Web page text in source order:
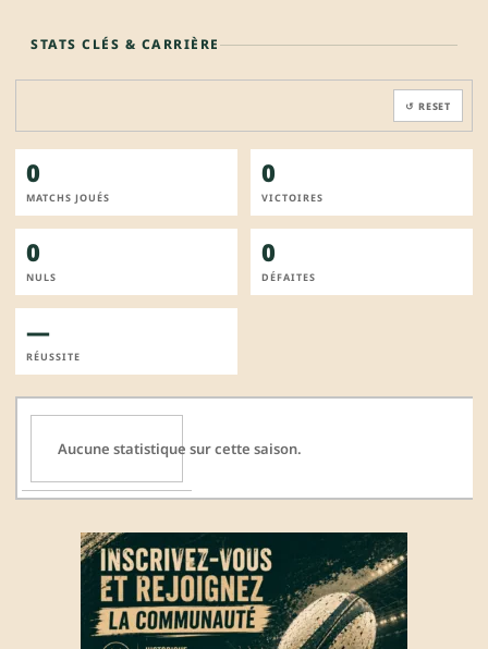
STATS CLÉS & CARRIÈRE
↺ RESET
0
MATCHS JOUÉS
0
VICTOIRES
0
NULS
0
DÉFAITES
—
RÉUSSITE
Aucune statistique sur cette saison.